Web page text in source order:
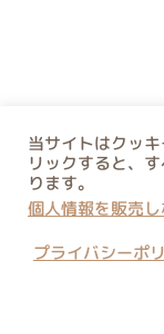
当サイトはクッ
リックすると、
ります。
個人情報を販売し
プライバシーポ